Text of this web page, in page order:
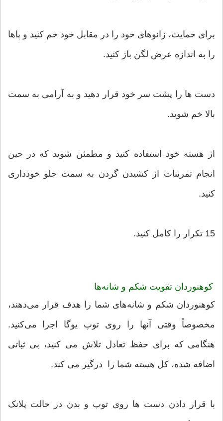
برای حمایت، زانوهای خود را در مقابل خود خم کنید و پاها
را به اندازه عرض لگن باز کنید.
دست ها را پشت سر خود قرار دهید و به آرامی به سمت
بالا خم شوید.
از هسته خود استفاده کنید و مطمئن شوید که در حین
انجام تمرینات از کشیدن گردن به سمت جلو خودداری
کنید.
15 تکرار را کامل کنید.
کوهنوردان تقویت شکم و شانه‌ها
کوهنوردان شکم و شانه‌های شما را هدف قرار می‌دهند،
مخصوصاً وقتی آنها را روی توپ یوگا اجرا می‌کنید.
هنگامی که برای حفظ تعادل تلاش می کنید، بی ثباتی
اضافه شده، کل هسته شما را درگیر می کند.
با قرار دادن دست ها روی توپ و بدن در حالت پلانک